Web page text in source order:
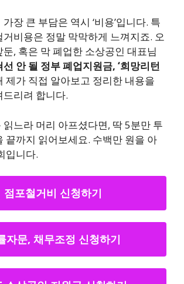
장 큰 부담은 역시 ‘비용’입니다. 특
비용은 정말 막막하게 느껴지죠. 오
, 혹은 막 폐업한 소상공인 대표님
안 될 정부 폐업지원금, ‘희망리턴
제가 직접 알아보고 정리한 내용을
리려 합니다.
읽느라 머리 아프셨다면, 딱 5분만 투
끝까지 읽어보세요. 수백만 원을 아
입니다.
점포철거비 신청하기
자문, 채무조정 신청하기